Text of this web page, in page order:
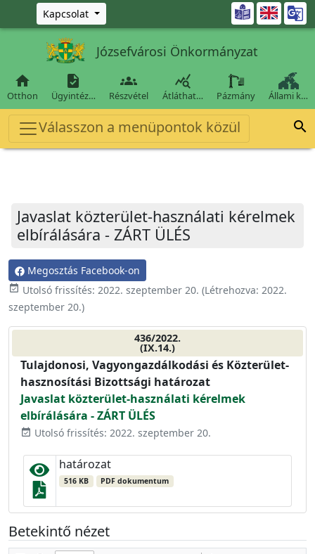
Ugrás a fő tartalomra
Kapcsolat 
Józsefvárosi Önkormányzat

Otthon

Ügyintéz…

Részvétel

Átláthat… Pázmány Állami k…
Válasszon a menüpontok közül 
Javaslat közterület-használati kérelmek
elbírálására - ZÁRT ÜLÉS
Megosztás Facebook-on
event_available Utolsó frissítés: 2022. szeptember 20. (Létrehozva: 2022.
szeptember 20.)
436/2022.
(IX.14.)
Tulajdonosi, Vagyongazdálkodási és Közterület-
hasznosítási Bizottsági határozat
Javaslat közterület-használati kérelmek
elbírálására - ZÁRT ÜLÉS
event_available Utolsó frissítés: 2022. szeptember 20.
határozat
516 KB PDF dokumentum
Betekintő nézet